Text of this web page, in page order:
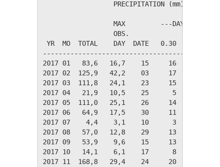
                  PRECIPITATION (mm)
MAX         ---DAYS OF
                  OBS.               OVER
YR  MO  TOTAL    DAY  DATE   0.30   3.00
2017 01   83,6   16,7    15     16      7
2017 02  125,9   42,2    03     17      9
2017 03  111,8   24,1    23     15     10
2017 04   21,9   10,5    25      5      3
2017 05  111,0   25,1    26     14     10
2017 06   64,9   17,5    30     11      7
2017 07    4,4    3,1    10      3      1
2017 08   57,0   12,8    29     13      8
2017 09   53,9    9,6    15     13      8
2017 10   14,1    6,1    17      8      2
2017 11  168,8   29,4    24     20     14